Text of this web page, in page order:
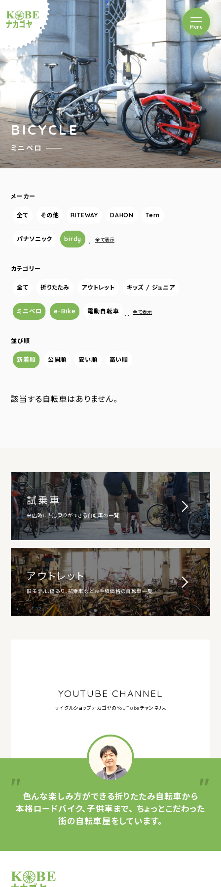
ルショップナカゴヤ
Menuを開閉
BICYCLE
ミニベロ
メーカー
全て その他 RITEWAY DAHON Tern
パナソニック birdy … 全て表示
カテゴリー
全て 折りたたみ アウトレット キッズ / ジュニア
ミニベロ e-Bike 電動自転車 … 全て表示
並び順
新着順 公開順 安い順 高い順
該当する自転車はありません。
試乗車
来店時に試し乗りができる自転車の一覧
アウトレット
旧モデル、傷あり、試乗車などお手頃価格の自転車一覧
YOUTUBE CHANNEL
サイクルショップナカゴヤのYouTubeチャンネル。
色んな楽しみ方ができる折りたたみ自転車から
本格ロードバイク、子供車まで、 ちょっとこだわった
街の自転車屋をしています。
サイクルショップナカゴヤ